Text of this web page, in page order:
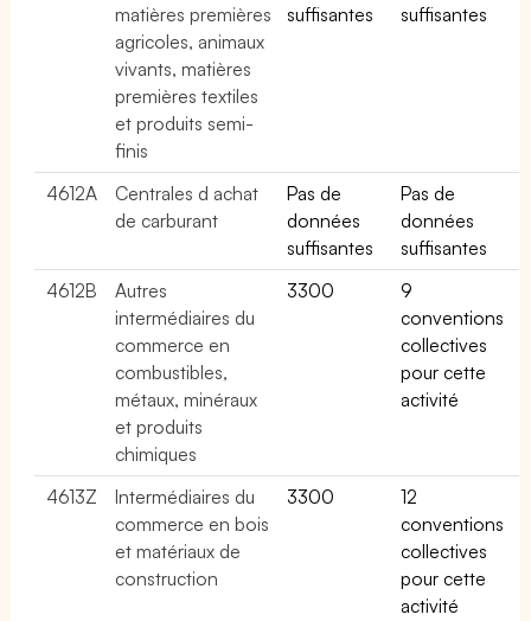
matières premières
agricoles, animaux
vivants, matières
premières textiles
et produits semi-
finis
suffisantes
suffisantes
4612A
Centrales d achat
de carburant
Pas de
données
suffisantes
Pas de
données
suffisantes
4612B
Autres
intermédiaires du
commerce en
combustibles,
métaux, minéraux
et produits
chimiques
3300
9
conventions
collectives
pour cette
activité
4613Z
Intermédiaires du
commerce en bois
et matériaux de
construction
3300
12
conventions
collectives
pour cette
activité